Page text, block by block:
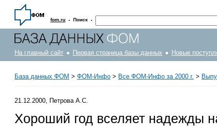
fom.ru · Поиск ·
На главный сайт Первая страница базы данных Новые
База данных ФОМ > ФOM-Инфо > Все ФОМ-Инфо за 2000 г. >
21.12.2000, Петрова А.С.
Хороший год вселяет надежды